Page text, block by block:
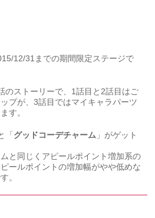
12/31までの期間限定ステージで
のストーリーで、1話目と2話目はご
プが、3話目ではマイキャラパーツ
す。
「 グッドコーデチャーム 」がゲット
と同じくアピールポイント増加系の
ールポイントの増加幅がやや低めな
。